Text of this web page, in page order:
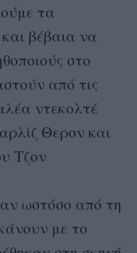
τα
βέβαια να
στο
από τις
ντεκολτέ
Θερον και
Τζον
ωστόσο από τη
με το